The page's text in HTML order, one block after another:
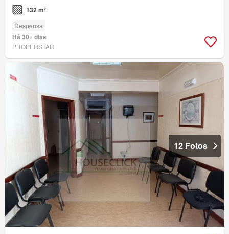
132 m²
Despensa
Há 30+ dias
PROPERSTAR
12 Fotos